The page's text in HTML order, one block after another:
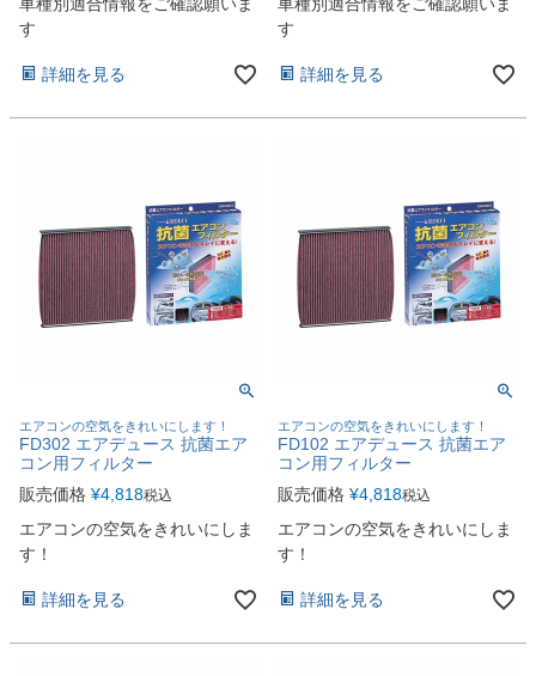
す
詳細を見る
す
詳細を見る
エアコンの空気をきれいにします！
FD302 エアデュース 抗菌エア
コン用フィルター
販売価格 ¥4,818税込
エアコンの空気をきれいにしま
す！
詳細を見る
エアコンの空気をきれいにします！
FD102 エアデュース 抗菌エア
コン用フィルター
販売価格 ¥4,818税込
エアコンの空気をきれいにしま
す！
詳細を見る